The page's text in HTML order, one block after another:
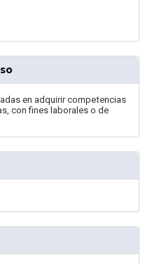
en adquirir competencias
con fines laborales o de